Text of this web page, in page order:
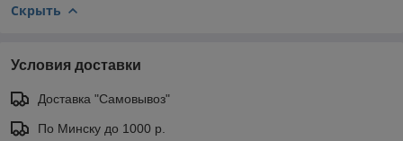
Скрыть
Условия доставки
Доставка "Самовывоз"
По Минску до 1000 р.